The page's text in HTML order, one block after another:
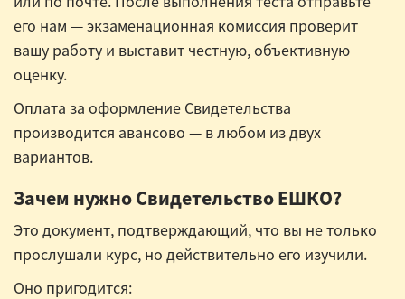
его нам — экзаменационная комиссия проверит
вашу работу и выставит честную, объективную
оценку.
Оплата за оформление Свидетельства
производится авансово — в любом из двух
вариантов.
Зачем нужно Свидетельство ЕШКО?
Это документ, подтверждающий, что вы не только
прослушали курс, но действительно его изучили.
Оно пригодится: